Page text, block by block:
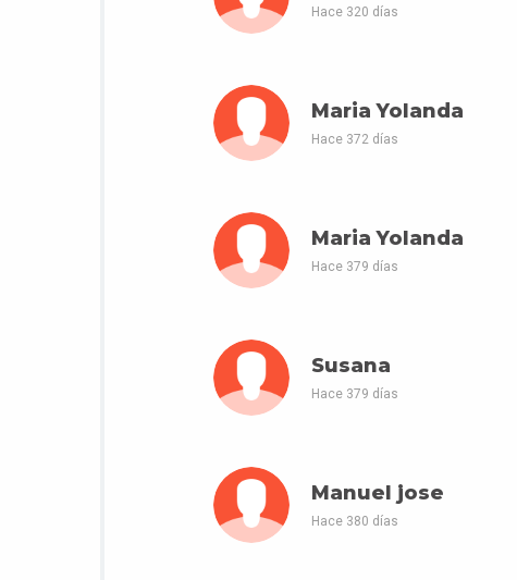
Hace 320 días
Maria Yolanda
Hace 372 días
Maria Yolanda
Hace 379 días
Susana
Hace 379 días
Manuel jose
Hace 380 días